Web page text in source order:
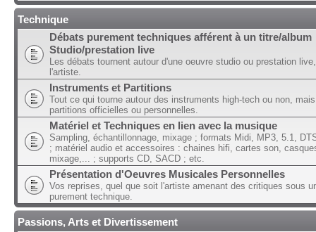
Technique
Débats purement techniques afférent à un titre/album
Studio/prestation live
Les débats tournent autour d'une oeuvre studio ou prestation
l'artiste.
Instruments et Partitions
Tout ce qui tourne autour des instruments high-tech ou non,
partitions officielles ou personnelles.
Matériel et Techniques en lien avec la musique
Sampling, échantillonnage, mixage ; formats Midi, MP3, 5.1,
; matériel audio et accessoires : chaines hifi, cartes son,
mixage,... ; supports CD, SACD ; etc.
Présentation d'Oeuvres Musicales Personnelles
Vos reprises, quel que soit l'artiste amenant des critiques sous
purement technique.
Passions, Arts et Divertissement